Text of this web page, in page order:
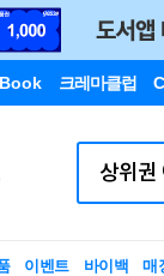
크레마클럽
이벤트 바이백 매